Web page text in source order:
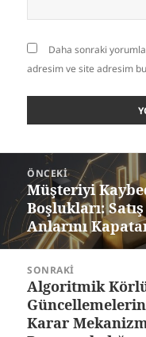
Daha sonraki
adresim ve site adresim
gezinmesi
ÖNCEKI
Önceki
yazı:
Müşteriyi
Boşlukları:
Anlarını
SONRAKI
Sonraki
yazı:
Algoritmik
Karar